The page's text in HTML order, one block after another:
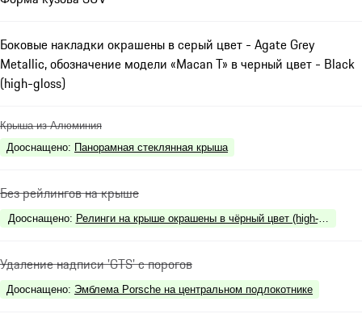
Боковые накладки окрашены в серый цвет - Agate Grey
Metallic, обозначение модели «Macan T» в черный цвет - Black
(high-gloss)
Крыша из Алюминия
Дооснащено: Панорамная стеклянная крыша
Без рейлингов на крыше
Дооснащено: Релинги на крыше окрашены в чёрный цвет (high-gloss)
Удаление надписи 'GTS' с порогов
Дооснащено: Эмблема Porsche на центральном подлокотнике